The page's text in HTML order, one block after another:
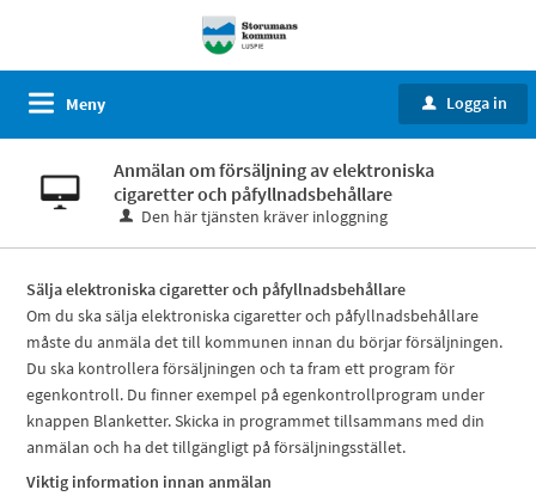
Meny u Logga in
Anmälan om försäljning av elektroniska
cigaretter och påfyllnadsbehållare
Den här tjänsten kräver inloggning
Sälja elektroniska cigaretter och påfyllnadsbehållare
Om du ska sälja elektroniska cigaretter och påfyllnadsbehållare
måste du anmäla det till kommunen innan du börjar försäljningen.
Du ska kontrollera försäljningen och ta fram ett program för
egenkontroll. Du finner exempel på egenkontrollprogram under
knappen Blanketter. Skicka in programmet tillsammans med din
anmälan och ha det tillgängligt på försäljningsstället.
Viktig information innan anmälan